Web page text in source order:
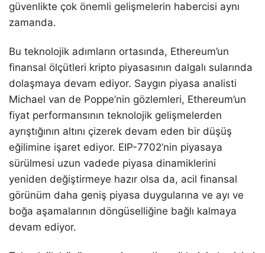
güvenlikte çok önemli gelişmelerin habercisi aynı
zamanda.
Bu teknolojik adımların ortasında, Ethereum’un
finansal ölçütleri kripto piyasasının dalgalı sularında
dolaşmaya devam ediyor. Saygın piyasa analisti
Michael van de Poppe’nin gözlemleri, Ethereum’un
fiyat performansının teknolojik gelişmelerden
ayrıştığının altını çizerek devam eden bir düşüş
eğilimine işaret ediyor. EIP-7702’nin piyasaya
sürülmesi uzun vadede piyasa dinamiklerini
yeniden değiştirmeye hazır olsa da, acil finansal
görünüm daha geniş piyasa duygularına ve ayı ve
boğa aşamalarının döngüselliğine bağlı kalmaya
devam ediyor.